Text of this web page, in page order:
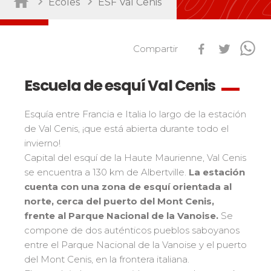
Por actividad
45
Club ESF 76
Fuera de pista 108
Esquí de travesía
Seminario / Team Building
Raquetas 117
Handiski 105
Por región
Performance
Pruebas de snowbord
Niños
Los pequeños riders
Adolescentes y adultos
Todos los niveles
Performance
Mídete con otros competidores
Pruebas de esquí nórdico
Niños
Les classements nationaux
Les directs
Suivez les coureurs en direct
Résultats esf Ski Tour
Vos résultats par épreuves
Classement esf Ski Tour
Le classement national
Compétitions
nationales
Résultats et archives
Étoile d’Or
Ski Open Coq d’Or
Ski d’Or
Challenge des moniteurs
Nordic Skiercross
Espace moniteurs
Mémorial
Les résultats par épreuves
Compartir
Escuela de esquí Val Cenis
Esquía entre Francia e Italia lo largo de la estación
de Val Cenis, ¡que está abierta durante todo el
invierno!
Capital del esquí de la Haute Maurienne, Val Cenis
se encuentra a 130 km de Albertville. La estación
cuenta con una zona de esquí orientada al
norte, cerca del puerto del Mont Cenis,
frente al Parque Nacional de la Vanoise. Se
compone de dos auténticos pueblos saboyanos
entre el Parque Nacional de la Vanoise y el puerto
del Mont Cenis, en la frontera italiana.